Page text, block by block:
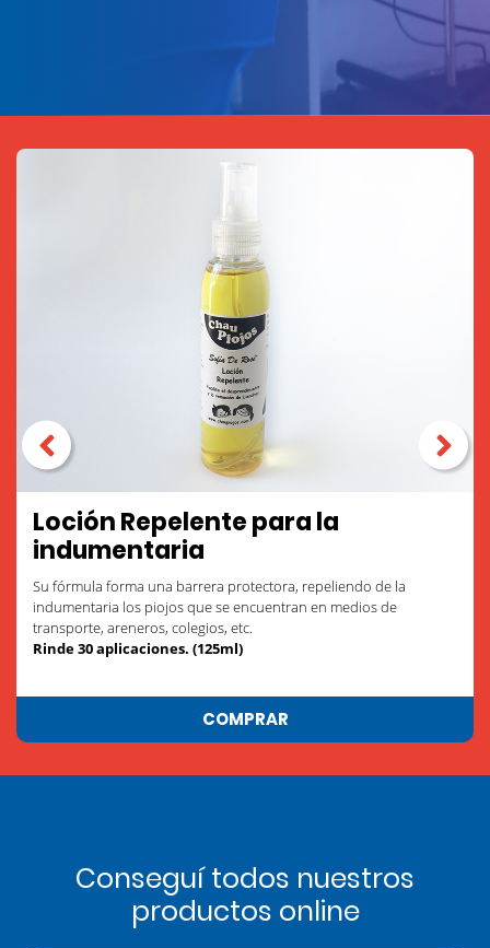
Loción Repelente para la
indumentaria
Su fórmula forma una barrera protectora, repeliendo de la
indumentaria los piojos que se encuentran en medios de
transporte, areneros, colegios, etc.
Rinde 30 aplicaciones. (125ml)
COMPRAR
Conseguí todos nuestros
productos online